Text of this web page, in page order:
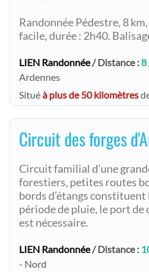
Randonnée Pédestre, 8
facile, durée : 2h40.
LIEN Randonnée/ Distance :8
Ardennes
Situéà plus de 50 kilomètres
Circuit des forges
Circuit familial d’une
forestiers, petites routes
bords d’étangs constituent
période de pluie, le port de
est nécessaire.
LIEN Randonnée/ Distance :
- Nord